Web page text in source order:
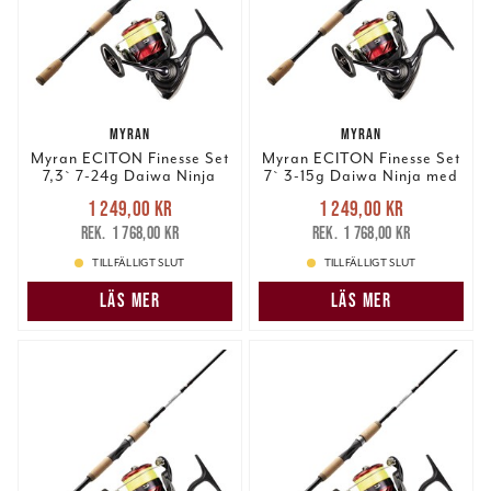
MYRAN
Myran ECITON Finesse Set
7,3` 7-24g Daiwa Ninja
Nuvarande pris
1 249,00 krTidigare pris
1 768,00 kr
1 249,00 kr
1 768,00 kr
TILLFÄLLIGT SLUT
LÄS MER
MYRAN
Myran ECITON Finesse Set
7` 3-15g Daiwa Ninja med
Nuvarande pris
1 249,00 krTidigare pris
1 768,00 kr
1 249,00 kr
1 768,00 kr
TILLFÄLLIGT SLUT
LÄS MER